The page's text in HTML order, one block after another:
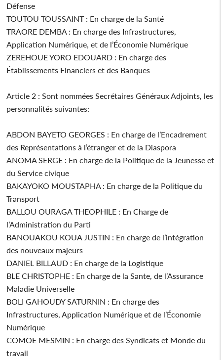
Défense
TOUTOU TOUSSAINT : En charge de la Santé
TRAORE DEMBA : En charge des Infrastructures,
Application Numérique, et de l’Économie Numérique
ZEREHOUE YORO EDOUARD : En charge des
Établissements Financiers et des Banques
Article 2 : Sont nommées Secrétaires Généraux Adjoints, les
personnalités suivantes:
ABDON BAYETO GEORGES : En charge de l’Encadrement
des Représentations à l’étranger et de la Diaspora
ANOMA SERGE : En charge de la Politique de la Jeunesse et
du Service civique
BAKAYOKO MOUSTAPHA : En charge de la Politique du
Transport
BALLOU OURAGA THEOPHILE : En Charge de
l’Administration du Parti
BANOUAKOU KOUA JUSTIN : En charge de l’intégration
des nouveaux majeurs
DANIEL BILLAUD : En charge de la Logistique
BLE CHRISTOPHE : En charge de la Sante, de l’Assurance
Maladie Universelle
BOLI GAHOUDY SATURNIN : En charge des
Infrastructures, Application Numérique et de l’Économie
Numérique
COMOE MESMIN : En charge des Syndicats et Monde du
travail